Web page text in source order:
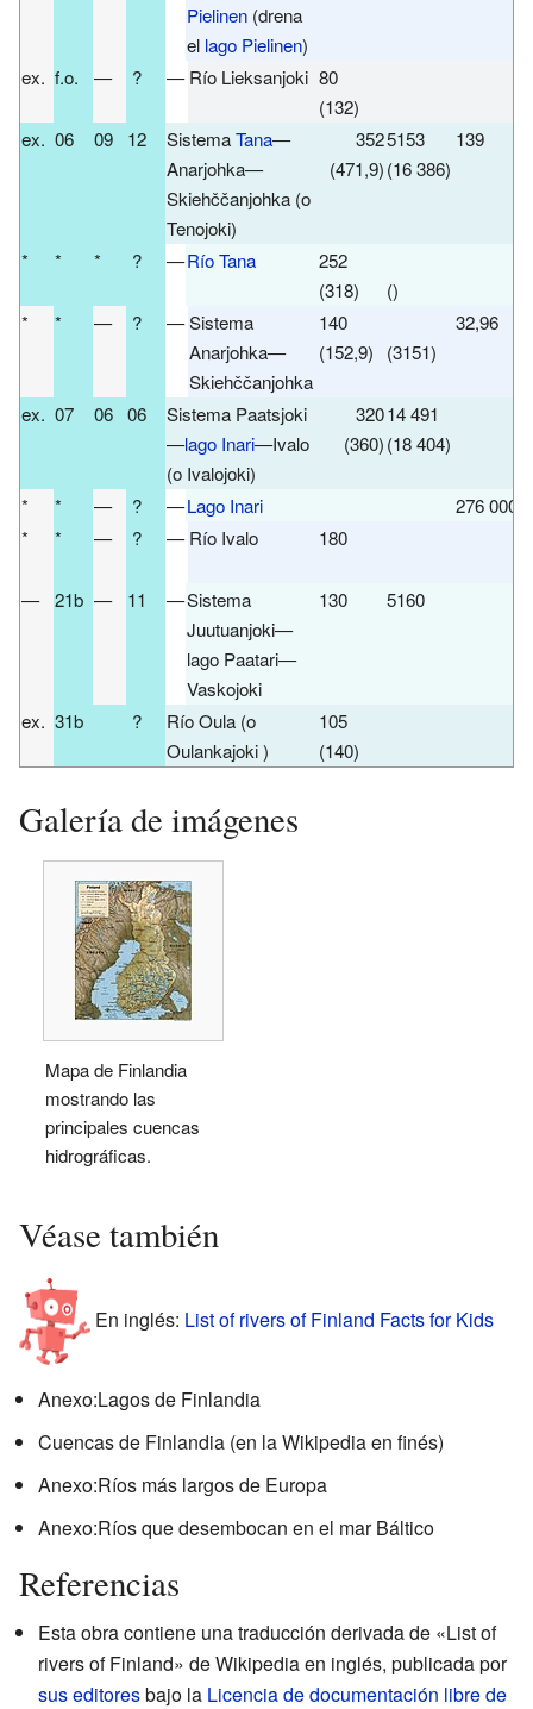
Pielinen (drena
el lago Pielinen)
ex. f.o. — ? — Río Lieksanjoki 80
(132)
ex. 06 09 12 SistemaTana—
Anarjohka—
Skiehččanjohka (o
Tenojoki)
352
(471,9)
5153
(16 386)
139
* * * ? —Río Tana
252
(318)
()
*
* — ? —Sistema
Anarjohka—
Skiehččanjohka
140
(152,9)
(3151)
32,96
ex. 07 06 06
Sistema Paatsjoki
—lago Inari—Ivalo
(o Ivalojoki)
320
(360)
14 491
(18 404)
* * — ? —Lago Inari 276 000
*
* — ? — Río Ivalo 180
— 21b — 11 —Sistema
Juutuanjoki—
lago Paatari—
Vaskojoki
130 5160
ex. 31b ?
Río Oula (o
Oulankajoki )
105
(140)
Galería de imágenes
Mapa de Finlandia
mostrando las
principales cuencas
hidrográficas.
Véase también
En inglés: List of rivers of Finland Facts for Kids
Anexo:Lagos de Finlandia
Cuencas de Finlandia (en la Wikipedia en finés)
Anexo:Ríos más largos de Europa
Anexo:Ríos que desembocan en el mar Báltico
Referencias
Esta obra contiene una traducción derivada de «List of
rivers of Finland» de Wikipedia en inglés, publicada por
sus editoresbajo la Licencia de documentación libre de